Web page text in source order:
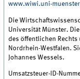
www.wiwi.uni-
Die
Universität Münster.
des öffentlichen Rechts
Nordrhein-Westfalen.
Johannes Wessels.
Umsatzsteuer-ID-